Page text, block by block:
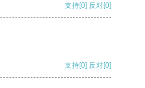
支持[0] 反对[0]
支持[0] 反对[0]